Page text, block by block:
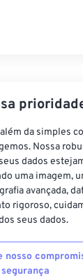
da simples
Nossa
dados
uma imagem,
avançada,
rigoroso,
seus dados.
nosso
segurança